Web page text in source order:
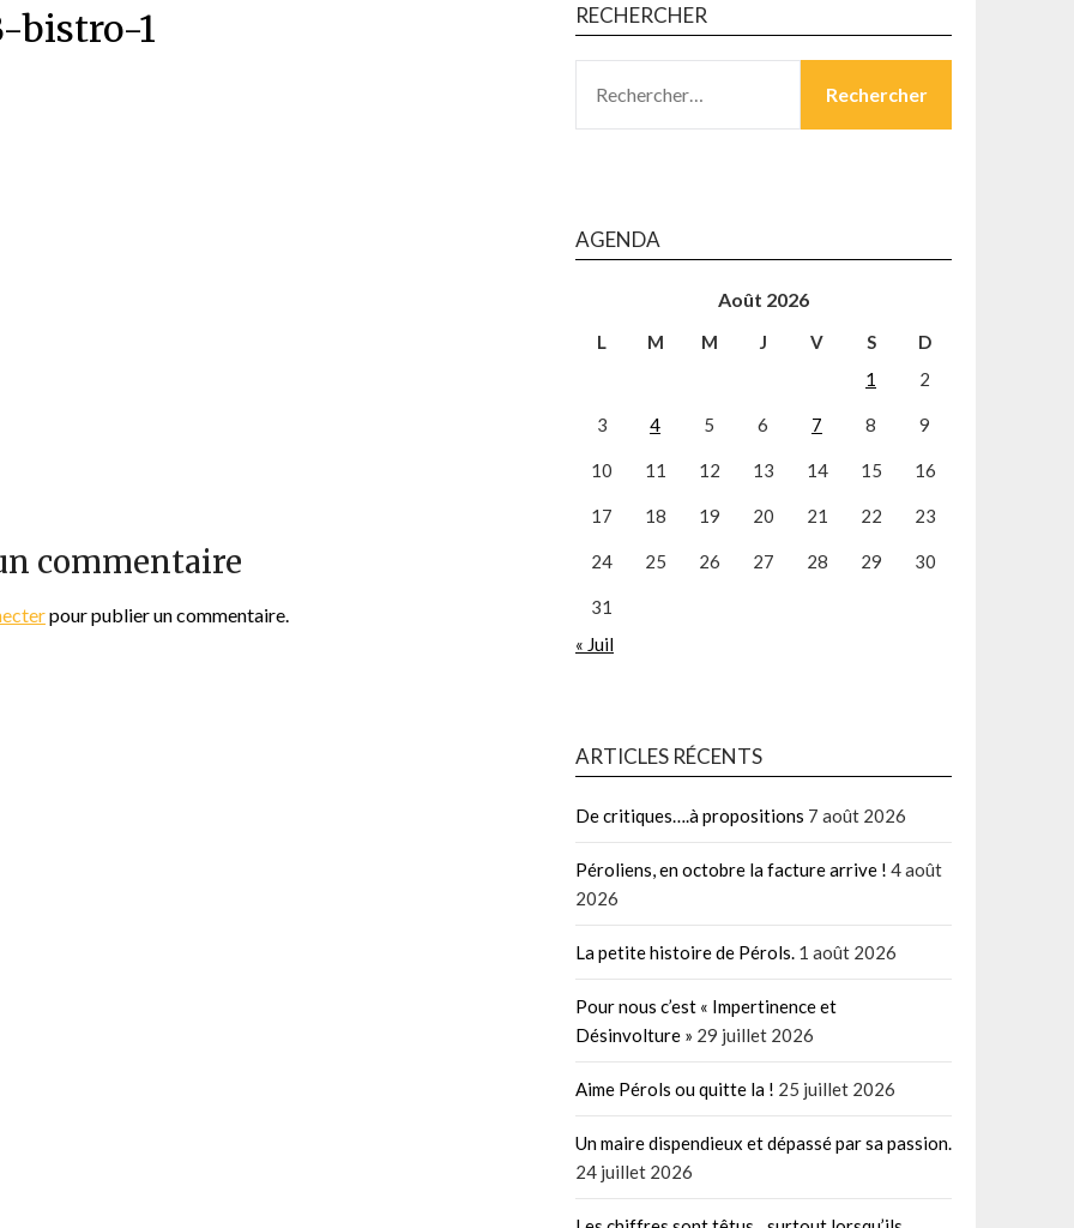
bistro-1
commentaire
pour publier un commentaire.
RECHERCHER
AGENDA
Août 2026
L M M J V S
D
1
2
3 4 5 6 7 8 9
10 11 12 13 14 15 16
17 18 19 20 21 22 23
24 25 26 27 28 29 30
31
« Juil
ARTICLES RÉCENTS
De critiques….à propositions 7 août 2026
Péroliens, en octobre la facture arrive ! 4 août
2026
La petite histoire de Pérols. 1 août 2026
Pour nous c’est « Impertinence et
Désinvolture » 29 juillet 2026
Aime Pérols ou quitte la ! 25 juillet 2026
Un maire dispendieux et dépassé par sa passion.
24 juillet 2026